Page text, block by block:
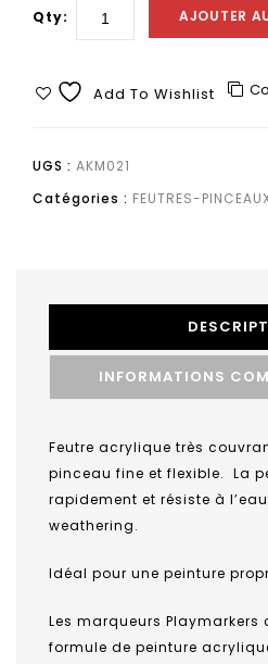
Qty: AJOUTER
Add To Wishlist
UGS : AKM021
Catégories : FEUTRES-
INFORMATIONS
Feutre acrylique très
pinceau fine et flexible. La
rapidement et résiste à
weathering.
Idéal pour une peinture
Les marqueurs Playmarkers
formule de peinture